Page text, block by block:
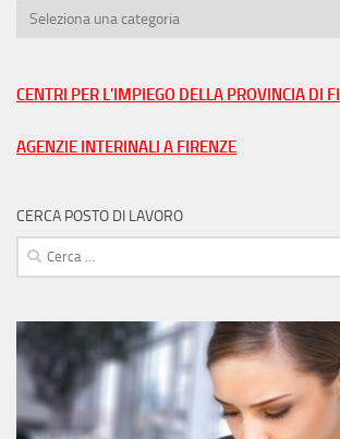
Trova
tua
CENTRI PER L'IMPIEGO DELLA PROVINCIA DI
AGENZIE INTERINALI A FIRENZE
CERCA POSTO DI LAVORO
Ricerca
per: